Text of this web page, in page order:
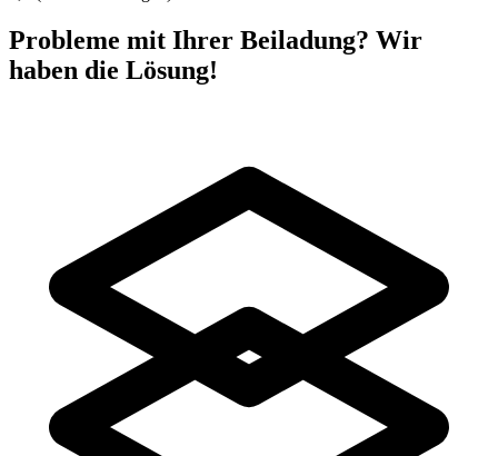
Probleme mit Ihrer Beiladung? Wir
haben die Lösung!